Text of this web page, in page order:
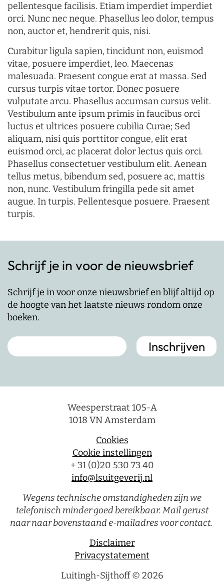
pellentesque facilisis. Etiam imperdiet imperdiet
orci. Nunc nec neque. Phasellus leo dolor, tempus
non, auctor et, hendrerit quis, nisi.
Curabitur ligula sapien, tincidunt non, euismod
vitae, posuere imperdiet, leo. Maecenas
malesuada. Praesent congue erat at massa. Sed
cursus turpis vitae tortor. Donec posuere
vulputate arcu. Phasellus accumsan cursus velit.
Vestibulum ante ipsum primis in faucibus orci
luctus et ultrices posuere cubilia Curae; Sed
aliquam, nisi quis porttitor congue, elit erat
euismod orci, ac placerat dolor lectus quis orci.
Phasellus consectetuer vestibulum elit. Aenean
tellus metus, bibendum sed, posuere ac, mattis
non, nunc. Vestibulum fringilla pede sit amet
augue. In turpis. Pellentesque posuere. Praesent
turpis.
Schrijf je in voor de nieuwsbrief
Schrijf je in voor onze nieuwsbrief en blijf altijd op
de hoogte van het laatste nieuws rondom onze
boeken.
Weesperstraat 105-A
1018 VN Amsterdam
Cookies
Cookie instellingen
+ 31 (0)20 530 73 40
info@lsuitgeverij.nl
Wegens technische omstandigheden zijn we
telefonisch minder goed bereikbaar. Mail gerust
naar naar bovenstaand e-mailadres voor contact.
Disclaimer
Privacystatement
Luitingh-Sijthoff © 2026